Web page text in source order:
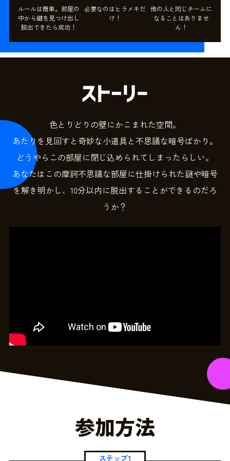
ルールは簡単。部屋の
中から鍵を見つけ出し
脱出できたら成功！
必要なのはヒラメキだ
け！
他の人と同じチームに
なることはありませ
ん！
色とりどりの壁にかこまれた空間。
あたりを見回すと奇妙な小道具と不思議な暗号ばかり。
どうやらこの部屋に閉じ込められてしまったらしい。
あなたはこの摩訶不思議な部屋に仕掛けられた謎や暗号
を解き明かし、10分以内に脱出することができるのだろ
うか？
ステップ1